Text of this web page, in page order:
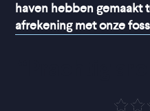
haven hebben gemaakt
afrekening met onze